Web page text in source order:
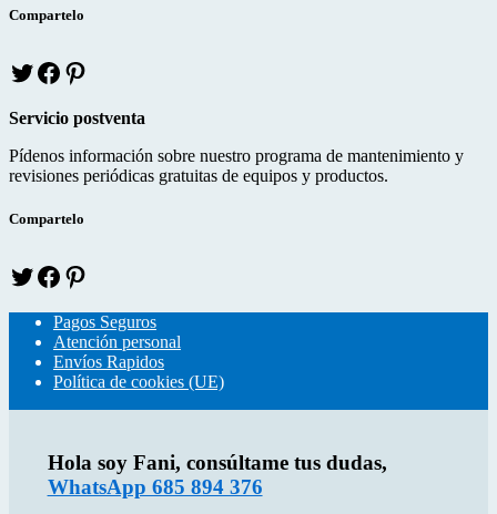
Compartelo
T
w
t
e
r
f
e
o
o
t
e
r
e
Servicio postventa
Pídenos información sobre nuestro programa de mantenimiento y
revisiones periódicas gratuitas de equipos y productos.
Compartelo
T
w
i
t
t
e
r
f
c
e
b
o
o
k
n
t
e
r
e
s
Pagos Seguros
Atención personal
Envíos Rapidos
Política de cookies (UE)
Hola soy Fani, consúltame tus dudas,
WhatsApp 685 894 376